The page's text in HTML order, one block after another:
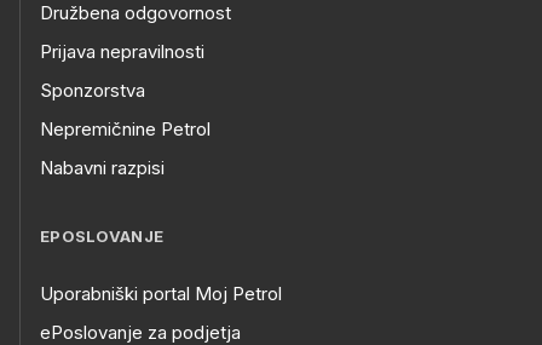
Družbena odgovornost
Prijava nepravilnosti
Sponzorstva
Nepremičnine Petrol
Nabavni razpisi
EPOSLOVANJE
Uporabniški portal Moj Petrol
ePoslovanje za podjetja